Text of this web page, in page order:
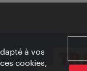
à vos
cookies,